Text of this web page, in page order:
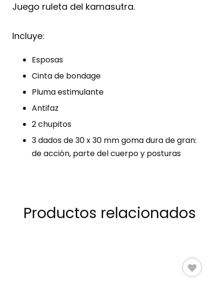
Juego ruleta del kamasutra.
Incluye:
Esposas
Cinta de bondage
Pluma estimulante
Antifaz
2 chupitos
3 dados de 30 x 30 mm goma dura de gran:
de acción, parte del cuerpo y posturas
Productos relacionados